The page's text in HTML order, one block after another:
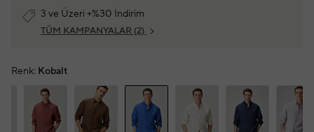
3 ve Üzeri +%30 İndirim
TÜM KAMPANYALAR (2)
Renk: Kobalt